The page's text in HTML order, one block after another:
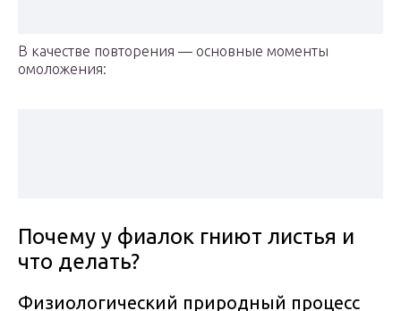
В качестве повторения — основные моменты
омоложения:
Почему у фиалок гниют листья и
что делать?
Физиологический природный процесс